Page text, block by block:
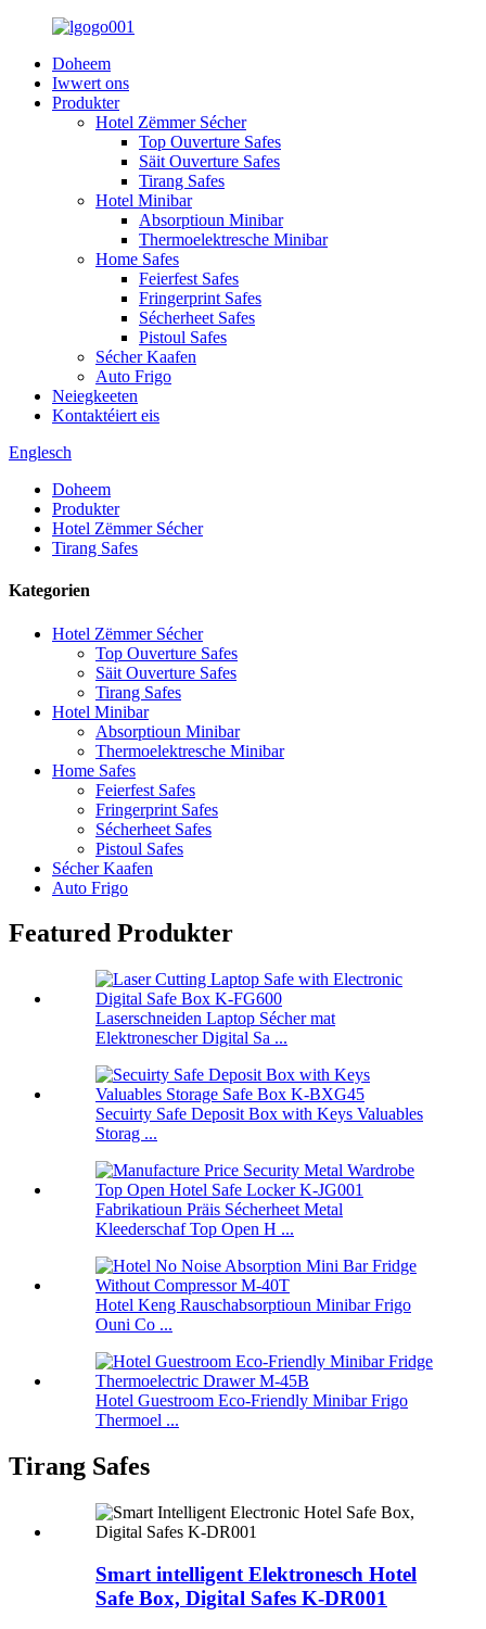
Doheem
Iwwert ons
Produkter
Hotel Zëmmer Sécher
Top Ouverture Safes
Säit Ouverture Safes
Tirang Safes
Hotel Minibar
Absorptioun Minibar
Thermoelektresche Minibar
Home Safes
Feierfest Safes
Fringerprint Safes
Sécherheet Safes
Pistoul Safes
Sécher Kaafen
Auto Frigo
Neiegkeeten
Kontaktéiert eis
Englesch
Doheem
Produkter
Hotel Zëmmer Sécher
Tirang Safes
Kategorien
Hotel Zëmmer Sécher
Top Ouverture Safes
Säit Ouverture Safes
Tirang Safes
Hotel Minibar
Absorptioun Minibar
Thermoelektresche Minibar
Home Safes
Feierfest Safes
Fringerprint Safes
Sécherheet Safes
Pistoul Safes
Sécher Kaafen
Auto Frigo
Featured Produkter
Laserschneiden Laptop Sécher mat
Elektronescher Digital Sa ...
Secuirty Safe Deposit Box with Keys Valuables
Storag ...
Fabrikatioun Präis Sécherheet Metal
Kleederschaf Top Open H ...
Hotel Keng Rauschabsorptioun Minibar Frigo
Ouni Co ...
Hotel Guestroom Eco-Friendly Minibar Frigo
Thermoel ...
Tirang Safes
Smart intelligent Elektronesch Hotel
Safe Box, Digital Safes K-DR001